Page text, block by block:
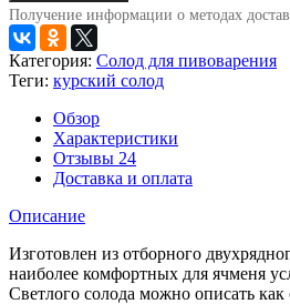
Получение информации о методах
Категория: Солод для пивоварения
Теги: курский солод
Обзор
Характеристики
Отзывы 24
Доставка и оплата
Описание
Изготовлен из отборного
наиболее комфортных для ячменя
Светлого солода можно описать